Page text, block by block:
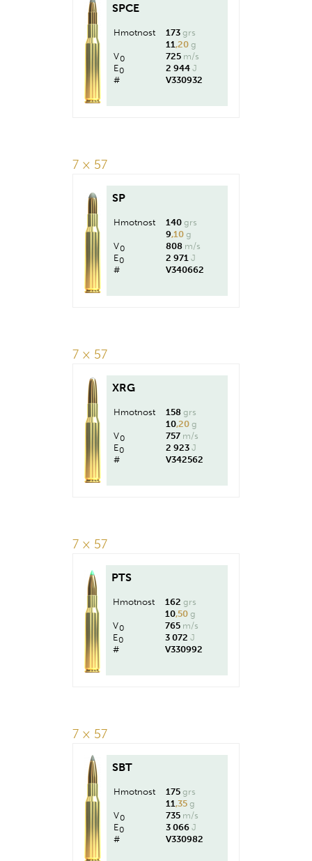
SPCE
Hmotnost 173 grs
11 ,20 g
V0 725 m/s
E0 2 944 J
#
V330932
7 × 57
SP
Hmotnost 140 grs
9,10 g
V0 808 m/s
E0 2 971 J
#
V340662
7 × 57
XRG
Hmotnost 158 grs
10,20 g
V0 757 m/s
E0 2 923 J
#
V342562
7 × 57
PTS
Hmotnost 162 grs
10,50 g
V0 765 m/s
E0 3 072 J
#
V330992
7 × 57
SBT
Hmotnost 175 grs
11 ,35 g
V0 735 m/s
E0 3 066 J
#
V330982